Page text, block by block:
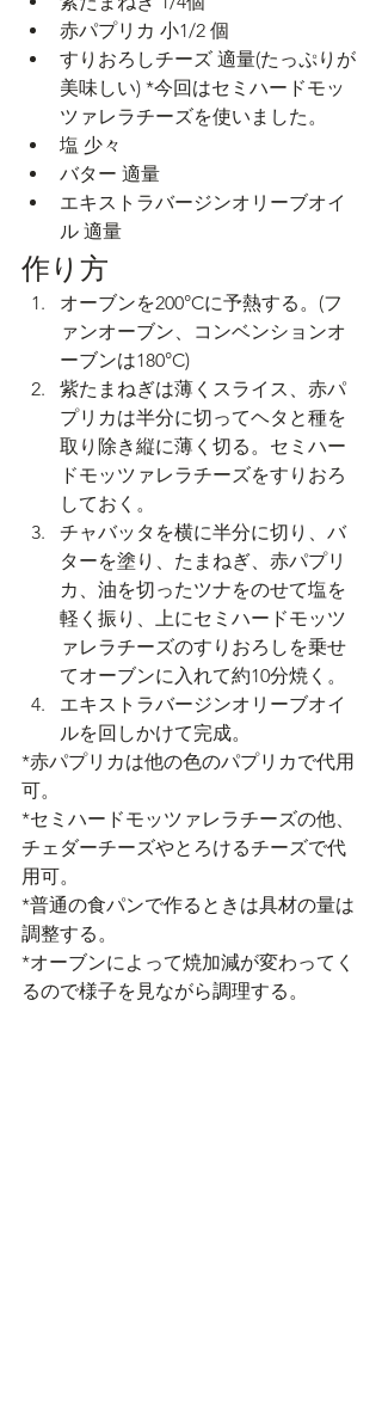
赤パプリカ 小1/2 個
すりおろしチーズ 適量(たっぷりが
美味しい) *今回はセミハードモッ
ツァレラチーズを使いました。
塩 少々
バター 適量
エキストラバージンオリーブオイ
ル 適量
作り方
オーブンを200°Cに予熱する。(フ
ァンオーブン、コンベンションオ
ーブンは180°C)
紫たまねぎは薄くスライス、赤パ
プリカは半分に切ってヘタと種を
取り除き縦に薄く切る。セミハー
ドモッツァレラチーズをすりおろ
しておく。
チャバッタを横に半分に切り、バ
ターを塗り、たまねぎ、赤パプリ
カ、油を切ったツナをのせて塩を
軽く振り、上にセミハードモッツ
ァレラチーズのすりおろしを乗せ
てオーブンに入れて約10分焼く。
エキストラバージンオリーブオイ
ルを回しかけて完成。
*赤パプリカは他の色のパプリカで代用
可。
*セミハードモッツァレラチーズの他、
チェダーチーズやとろけるチーズで代
用可。
*普通の食パンで作るときは具材の量は
調整する。
*オーブンによって焼加減が変わってく
るので様子を見ながら調理する。